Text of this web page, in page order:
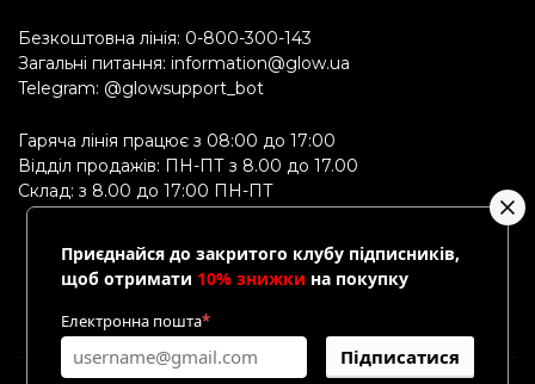
Примітка від виробника
Виробник залишає за собою право (без
упаковку та рецептуру продукту
взаємозамінними компонентами, які мають той
же косметичний ефект (в разі відсутності на
чином не впливає на якість продукту.
Безкоштовна лінія: 0-800-300-143
Загальні питання: information@glow.ua
Telegram: @glowsupport_bot
Гаряча лінія працює з 08:00 до 17:00
Відділ продажів: ПН-ПТ з 8.00 до 17.00
Склад: з 8.00 до 17:00 ПН-ПТ
Приєднайся до закритого клубу підписників,
щоб отримати 10% знижки на покупку
Електронна пошта*
Підписатися